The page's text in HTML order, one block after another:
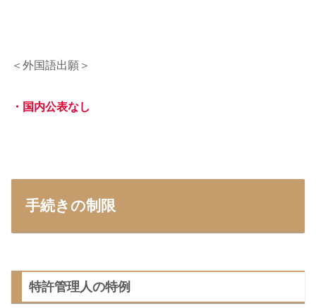
＜外国語出願＞
・国内公表なし
手続きの制限
特許管理人の特例